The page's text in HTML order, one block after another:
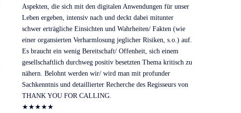
Aspekten, die sich mit den digitalen Anwendungen für unser
Leben ergeben, intensiv nach und deckt dabei mitunter
schwer erträgliche Einsichten und Wahrheiten/ Fakten (wie
einer organsierten Verharmlosung jeglicher Risiken, s.o.) auf.
Es braucht ein wenig Bereitschaft/ Offenheit, sich einem
gesellschaftlich durchweg positiv besetzten Thema kritisch zu
nähern. Belohnt werden wir/ wird man mit profunder
Sachkenntnis und detaillierter Recherche des Regisseurs von
THANK YOU FOR CALLING.
★★★★★